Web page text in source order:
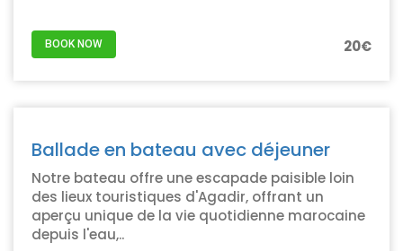
BOOK NOW 20€
Ballade en bateau avec déjeuner
Notre bateau offre une escapade paisible loin
des lieux touristiques d'Agadir, offrant un
aperçu unique de la vie quotidienne marocaine
depuis l'eau,..